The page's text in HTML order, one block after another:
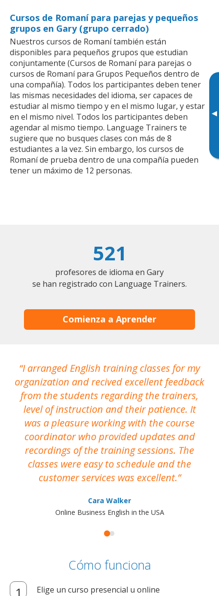
▸
Cursos de Romaní para parejas y pequeños
grupos en Gary (grupo cerrado)
Nuestros cursos de Romaní también están
disponibles para pequeños grupos que estudian
conjuntamente (Cursos de Romaní para parejas o
cursos de Romaní para Grupos Pequeños dentro de
una compañía). Todos los participantes deben tener
las mismas necesidades del idioma, ser capaces de
estudiar al mismo tiempo y en el mismo lugar, y estar
en el mismo nivel. Todos los participantes deben
agendar al mismo tiempo. Language Trainers te
sugiere que no busques clases con más de 8
estudiantes a la vez. Sin embargo, los cursos de
Romaní de prueba dentro de una compañía pueden
tener un máximo de 12 personas.
521
profesores de idioma en Gary
se han registrado con Language Trainers.
Comienza a Aprender
I arranged English training classes for my
organization and recived excellent feedback
from the students regarding the trainers,
level of instruction and their patience. It
was a pleasure working with the course
coordinator who provided updates and
recordings of the training sessions. The
classes were easy to schedule and the
customer services was excellent.
Cara Walker
Online Business English in the USA
Cómo funciona
Elige un curso presencial u online